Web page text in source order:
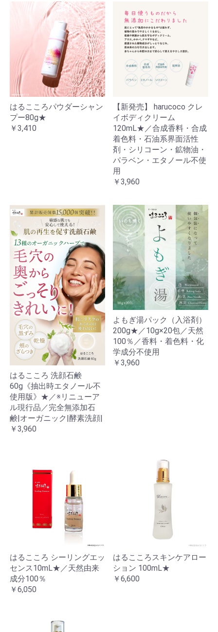
はるこころパウダーシャン
プー80g★
￥3,410
【新発売】 harucoco クレ
イボディクリーム
120mL★／合成香料・合成
着色料・石油系界面活性
剤・シリコーン・鉱物油・
パラベン・エタノール不使
用
￥3,960
はるこころ 洗顔石鹸
60g《抽出時エタノール不
使用版》★／※リニューア
ル現行品／完全無添加石
鹸|オーガニック|酵素洗顔|
￥3,960
よもぎ湯パック（入浴剤）
200g★／10g×20包／天然
100％／香料・着色料・化
学成分不使用
￥3,960
はるこころ シーリングエッ
センス10mL★／天然由来
成分100％
￥6,050
はるこころスキンケアロー
ション 100mL★
￥6,600